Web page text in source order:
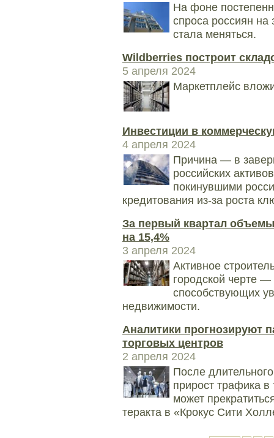
На фоне
спроса россиян на
стала меняться.
Wildberries построит
5 апреля 2024
Маркетплейс
Инвестиции в
4 апреля 2024
Причина — в
российских
покинувшими
кредитования из-за роста
За первый квартал
на 15,4%
3 апреля 2024
Активное
городской черте
способствующих
недвижимости.
Аналитики прогнозируют
торговых центров
2 апреля 2024
После
прирост трафика в
может
теракта в «Крокус Сити